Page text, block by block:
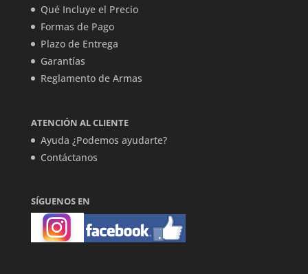
Qué Incluye el Precio
Formas de Pago
Plazo de Entrega
Garantías
Reglamento de Armas
ATENCIÓN AL CLIENTE
Ayuda ¿Podemos ayudarte?
Contáctanos
SÍGUENOS EN